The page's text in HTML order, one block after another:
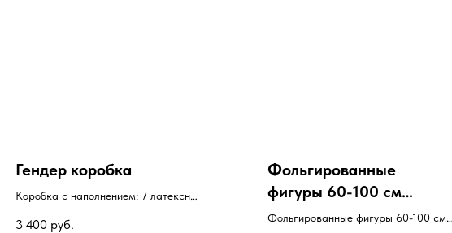
Гендер коробка
Коробка с наполнением: 7 латексных
3 400 руб.
Фольгированные
фигуры 60-100 см
ФИГУРА НА ВЫБОР
Фольгированные фигуры 60-100 см